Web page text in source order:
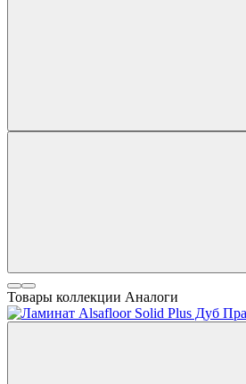
Товары коллекции Аналоги